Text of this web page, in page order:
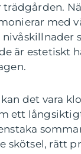
trädgården.
med
är estetiskt
det vara
ett
skötsel, rätt